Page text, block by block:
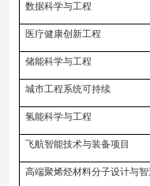
数据科学与工程
医疗健康创新工程
储能科学与工程
城市工程系统可持续
氢能科学与工程
飞航智能技术与装备项目
高端聚烯烃材料分子设计与智